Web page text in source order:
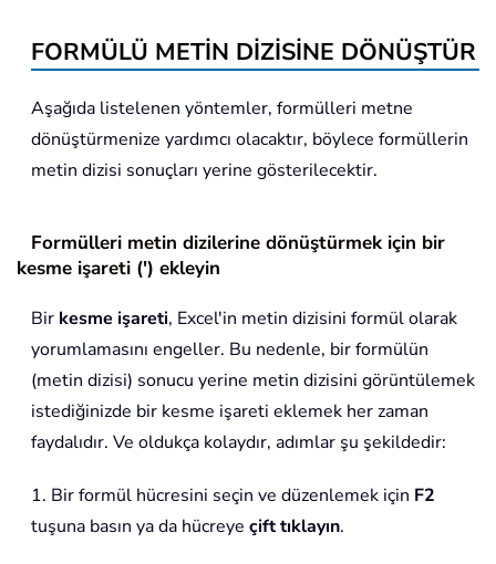
FORMÜLÜ METİN DİZİSİNE DÖNÜŞTÜR
Aşağıda listelenen yöntemler, formülleri metne
dönüştürmenize yardımcı olacaktır, böylece formüllerin
metin dizisi sonuçları yerine gösterilecektir.
Formülleri metin dizilerine dönüştürmek için bir
kesme işareti (') ekleyin
Bir kesme işareti, Excel'in metin dizisini formül olarak
yorumlamasını engeller. Bu nedenle, bir formülün
(metin dizisi) sonucu yerine metin dizisini görüntülemek
istediğinizde bir kesme işareti eklemek her zaman
faydalıdır. Ve oldukça kolaydır, adımlar şu şekildedir:
1. Bir formül hücresini seçin ve düzenlemek için F2
tuşuna basın ya da hücreye çift tıklayın.